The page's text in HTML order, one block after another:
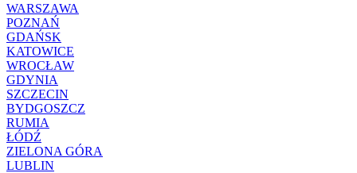
WARSZAWA
POZNAŃ
GDAŃSK
KATOWICE
WROCŁAW
GDYNIA
SZCZECIN
BYDGOSZCZ
RUMIA
ŁÓDŹ
ZIELONA GÓRA
LUBLIN